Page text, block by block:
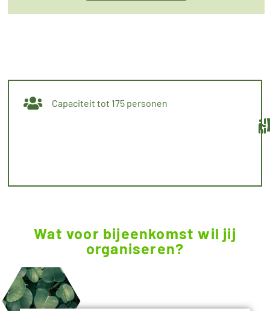
Capaciteit tot 175 personen
Wat voor bijeenkomst wil jij
organiseren?